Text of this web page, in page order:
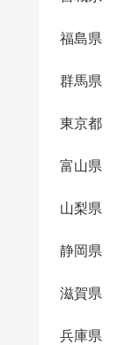
福島県
群馬県
東京都
富山県
山梨県
静岡県
滋賀県
兵庫県